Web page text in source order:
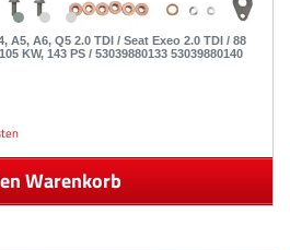
A6, Q5 2.0 TDI / Seat Exeo 2.0 TDI / 88
KW, 143 PS / 53039880133 53039880140
Warenkorb